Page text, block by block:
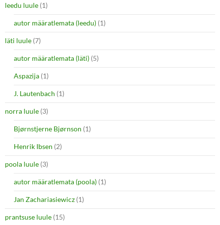
leedu luule (1)
autor määratlemata (leedu) (1)
läti luule (7)
autor määratlemata (läti) (5)
Aspazija (1)
J. Lautenbach (1)
norra luule (3)
Bjørnstjerne Bjørnson (1)
Henrik Ibsen (2)
poola luule (3)
autor määratlemata (poola) (1)
Jan Zachariasiewicz (1)
prantsuse luule (15)